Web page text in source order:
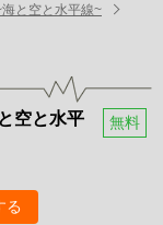
と空と水平線~
空と水平
無料
る